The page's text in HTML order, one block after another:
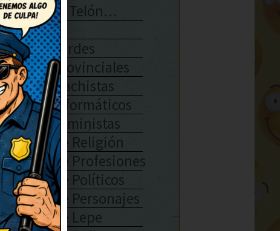
Se Abre El Telón…
Enlaces
Chistes Verdes
Chistes Provinciales
Chistes Machistas
Chistes Informáticos
Chistes Feministas
Chistes De Religión
Chistes De Profesiones
Chistes De Políticos
Chistes De Personajes
Chistes De Lepe